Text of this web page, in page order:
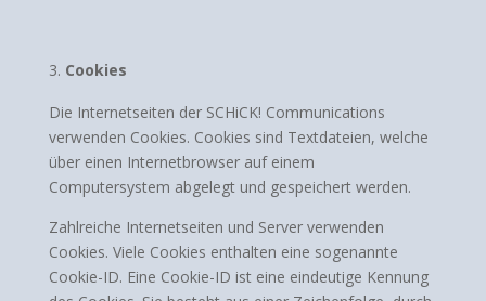
Cookies
Die Internetseiten der SCHiCK! Communications
verwenden Cookies. Cookies sind Textdateien, welche
über einen Internetbrowser auf einem
Computersystem abgelegt und gespeichert werden.
Zahlreiche Internetseiten und Server verwenden
Cookies. Viele Cookies enthalten eine sogenannte
Cookie-ID. Eine Cookie-ID ist eine eindeutige Kennung